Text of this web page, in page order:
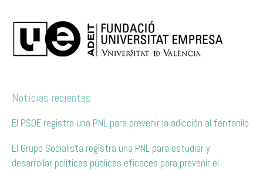
Noticias recientes
El PSOE registra una PNL para prevenir la adicción al fentanilo
El Grupo Socialista registra una PNL para estudiar y
desarrollar políticas públicas eficaces para prevenir el